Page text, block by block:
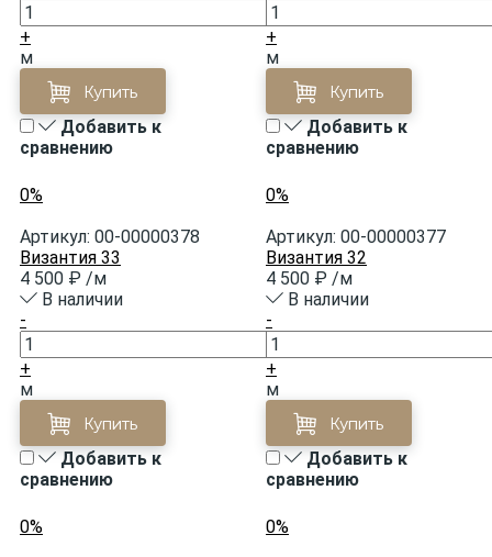
+
м
Купить
Добавить к
сравнению
+
м
Купить
Добавить к
сравнению
0%
Артикул: 00-00000378
Византия 33
4 500 ₽ /м
В наличии
-
+
м
Купить
Добавить к
сравнению
0%
Артикул: 00-00000377
Византия 32
4 500 ₽ /м
В наличии
-
+
м
Купить
Добавить к
сравнению
0%
0%